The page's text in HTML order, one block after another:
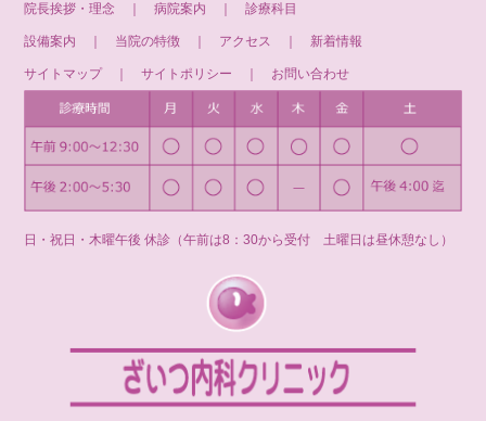
院長挨拶・理念 ｜病院案内 ｜診療科目
設備案内 当院の特徴 アクセス 新着情報
サイトマップ｜サイトポリシー お問い合わせ
日・祝日・木曜午後 休診（午前は8：30から受付 土曜日は昼休憩なし）